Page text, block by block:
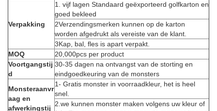
Verpakking
1. vijf lagen Standaard geëxporteerd golfkarton en
goed bekleed
2Verzendingsmerken kunnen op de karton
worden afgedrukt als vereiste van de klant.
3Kap, bal, fles is apart verpakt.
MOQ
20,000pcs per product
Voortgangstij
d
30-35 dagen na ontvangst van de storting en
eindgoedkeuring van de monsters
Monsteraanvr
aag en
afwerkingstij
1- Gratis monster in voorraadkleur, het is heel
snel.
2.we kunnen monster maken volgens uw kleur of